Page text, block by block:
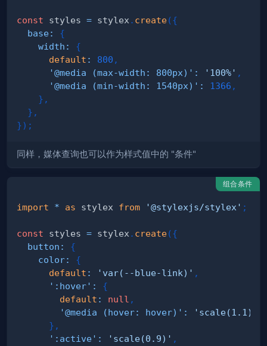
const styles = stylex . create({
base:
{
width :
{
default : 800 ,
'@media (max-width: 800px)' : '100%' ,
'@media (min-width: 1540px)' : 1366 ,
} ,
} ,
}) ;
同样，媒体查询也可以作为样式值中的 "条件"
组合条件
import * as stylex from '@stylexjs/stylex' ;
const styles = stylex . create({
button :
{
color:
{
default : 'var(--blue-link)' ,
':hover' :
{
default : null ,
'@media (hover: hover)' : 'scale(1.1)'
} ,
':active' : 'scale(0.9)' ,